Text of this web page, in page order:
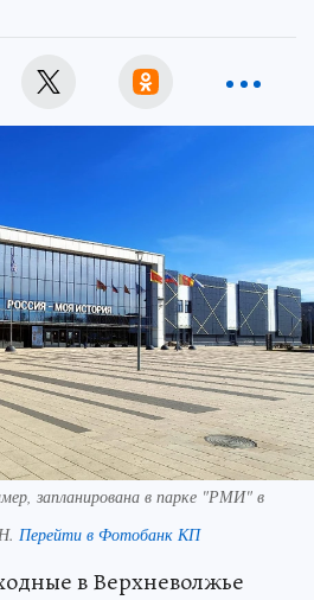
запланирована в парке "РМИ" в
Перейти в Фотобанк КП
в Верхневолжье